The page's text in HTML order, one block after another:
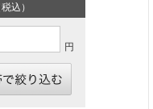
込）
円